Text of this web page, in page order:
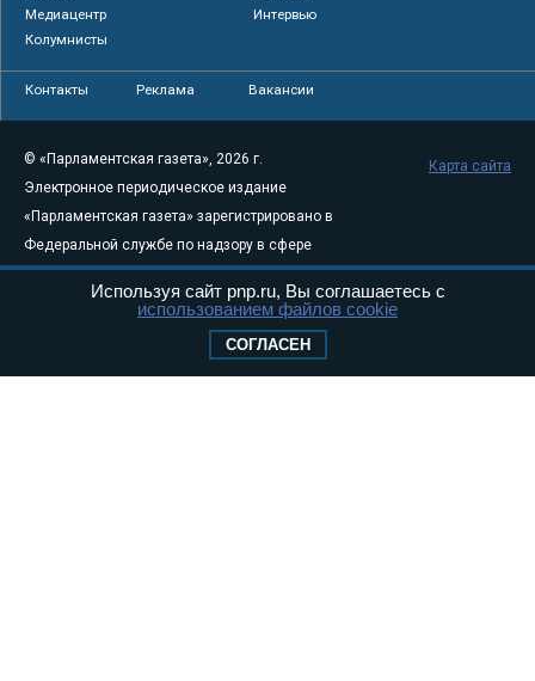
Медиацентр
Интервью
Колумнисты
Контакты Реклама Вакансии
© «Парламентская газета», 2026 г.
Электронное периодическое издание
«Парламентская газета» зарегистрировано в
Федеральной службе по надзору в сфере
связи, информационных технологий и
массовых коммуникаций (Роскомнадзор) 05
Свидетельство о регистрации Эл № ФС77-
Карта сайта
Используя сайт pnp.ru, Вы соглашаетесь с
использованием файлов cookie
СОГЛАСЕН